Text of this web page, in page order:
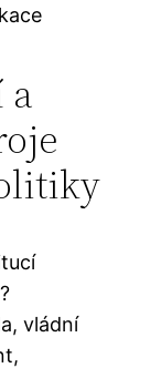
a
vládní